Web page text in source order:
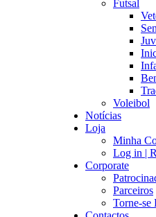
Futsal
Voleibol
Notícias
Loja
Minha
Log in |
Corporate
Parceiros
Torne-se